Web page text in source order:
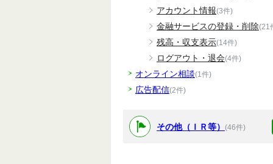
アカウント情報(3件)
金融サービスの登録・削除(21
残高・収支表示(14件)
ログアウト・退会(4件)
オンライン相談(1件)
広告配信(2件)
その他（ＩＲ等） (46件)